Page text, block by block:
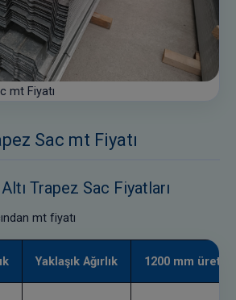
mt Fiyatı
Sac mt Fiyatı
Trapez Sac Fiyatları
mt fiyatı
Yaklaşık Ağırlık 1200 mm